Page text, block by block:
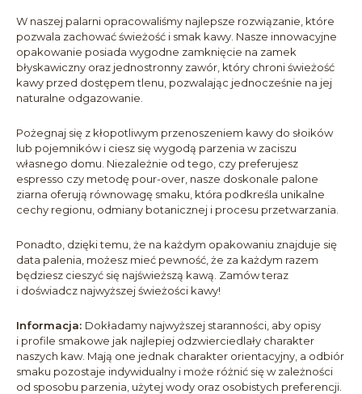
W naszej palarni opracowaliśmy najlepsze rozwiązanie, które
pozwala zachować świeżość i smak kawy. Nasze innowacyjne
opakowanie posiada wygodne zamknięcie na zamek
błyskawiczny oraz jednostronny zawór, który chroni świeżość
kawy przed dostępem tlenu, pozwalając jednocześnie na jej
naturalne odgazowanie.
Pożegnaj się z kłopotliwym przenoszeniem kawy do słoików
lub pojemników i ciesz się wygodą parzenia w zaciszu
własnego domu. Niezależnie od tego, czy preferujesz
espresso czy metodę pour-over, nasze doskonale palone
ziarna oferują równowagę smaku, która podkreśla unikalne
cechy regionu, odmiany botanicznej i procesu przetwarzania.
Ponadto, dzięki temu, że na każdym opakowaniu znajduje się
data palenia, możesz mieć pewność, że za każdym razem
będziesz cieszyć się najświeższą kawą. Zamów teraz
i doświadcz najwyższej świeżości kawy!
Informacja: Dokładamy najwyższej staranności, aby opisy
i profile smakowe jak najlepiej odzwierciedlały charakter
naszych kaw. Mają one jednak charakter orientacyjny, a odbiór
smaku pozostaje indywidualny i może różnić się w zależności
od sposobu parzenia, użytej wody oraz osobistych preferencji.